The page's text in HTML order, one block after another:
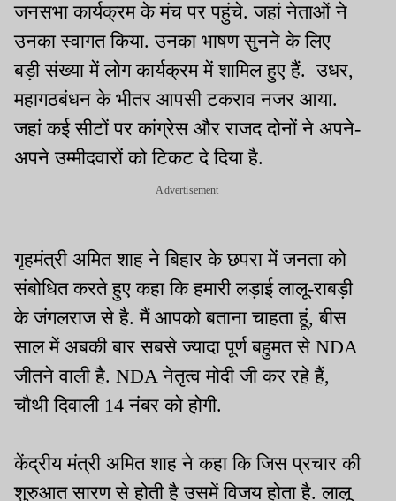
जनसभा कार्यक्रम के मंच पर पहुंचे. जहां नेताओं ने
उनका स्वागत किया. उनका भाषण सुनने के लिए
बड़ी संख्या में लोग कार्यक्रम में शामिल हुए हैं. उधर,
महागठबंधन के भीतर आपसी टकराव नजर आया.
जहां कई सीटों पर कांग्रेस और राजद दोनों ने अपने-
अपने उम्मीदवारों को टिकट दे दिया है.
Advertisement
गृहमंत्री अमित शाह ने बिहार के छपरा में जनता को
संबोधित करते हुए कहा कि हमारी लड़ाई लालू-राबड़ी
के जंगलराज से है. मैं आपको बताना चाहता हूं, बीस
साल में अबकी बार सबसे ज्यादा पूर्ण बहुमत से NDA
जीतने वाली है. NDA नेतृत्व मोदी जी कर रहे हैं,
चौथी दिवाली 14 नंबर को होगी.
केंद्रीय मंत्री अमित शाह ने कहा कि जिस प्रचार की
शुरुआत सारण से होती है उसमें विजय होता है. लालू